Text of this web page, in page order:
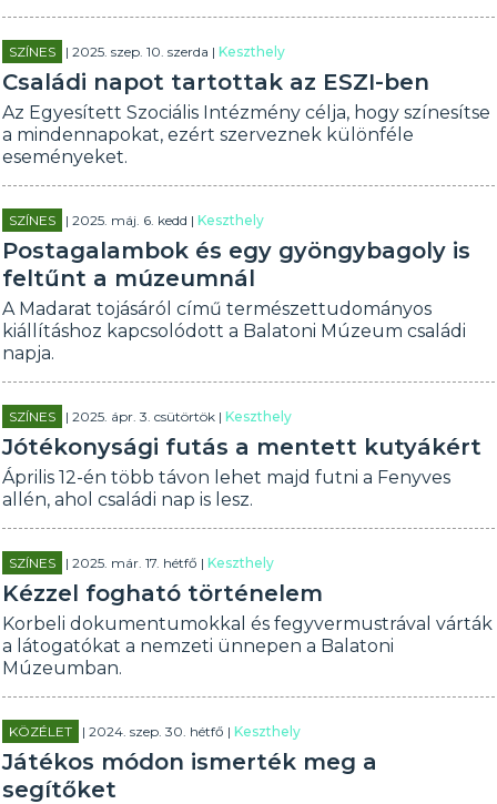
SZÍNES | 2025. szep. 10. szerda |Keszthely
Családi napot tartottak az ESZI-ben
Az Egyesített Szociális Intézmény célja, hogy színesítse
a mindennapokat, ezért szerveznek különféle
eseményeket.
SZÍNES | 2025. máj. 6. kedd |Keszthely
Postagalambok és egy gyöngybagoly is
feltűnt a múzeumnál
A Madarat tojásáról című természettudományos
kiállításhoz kapcsolódott a Balatoni Múzeum családi
napja.
SZÍNES | 2025. ápr. 3. csütörtök |Keszthely
Jótékonysági futás a mentett kutyákért
Április 12-én több távon lehet majd futni a Fenyves
allén, ahol családi nap is lesz.
SZÍNES | 2025. már. 17. hétfő |Keszthely
Kézzel fogható történelem
Korbeli dokumentumokkal és fegyvermustrával várták
a látogatókat a nemzeti ünnepen a Balatoni
Múzeumban.
KÖZÉLET | 2024. szep. 30. hétfő |Keszthely
Játékos módon ismerték meg a
segítőket